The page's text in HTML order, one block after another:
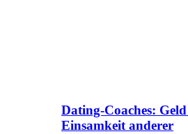
Dating-Coaches:
Einsamkeit anderer